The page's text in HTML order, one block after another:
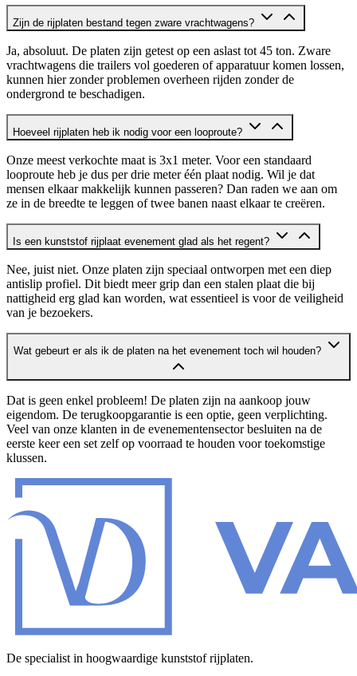
Zijn de rijplaten bestand tegen zware vrachtwagens?
Ja, absoluut. De platen zijn getest op een aslast tot 45 ton. Zware
vrachtwagens die trailers vol goederen of apparatuur komen lossen,
kunnen hier zonder problemen overheen rijden zonder de
ondergrond te beschadigen.
Hoeveel rijplaten heb ik nodig voor een looproute?
Onze meest verkochte maat is 3x1 meter. Voor een standaard
looproute heb je dus per drie meter één plaat nodig. Wil je dat
mensen elkaar makkelijk kunnen passeren? Dan raden we aan om
ze in de breedte te leggen of twee banen naast elkaar te creëren.
Is een kunststof rijplaat evenement glad als het regent?
Nee, juist niet. Onze platen zijn speciaal ontworpen met een diep
antislip profiel. Dit biedt meer grip dan een stalen plaat die bij
nattigheid erg glad kan worden, wat essentieel is voor de veiligheid
van je bezoekers.
Wat gebeurt er als ik de platen na het evenement toch wil houden?
Dat is geen enkel probleem! De platen zijn na aankoop jouw
eigendom. De terugkoopgarantie is een optie, geen verplichting.
Veel van onze klanten in de evenementensector besluiten na de
eerste keer een set zelf op voorraad te houden voor toekomstige
klussen.
De specialist in hoogwaardige kunststof rijplaten.